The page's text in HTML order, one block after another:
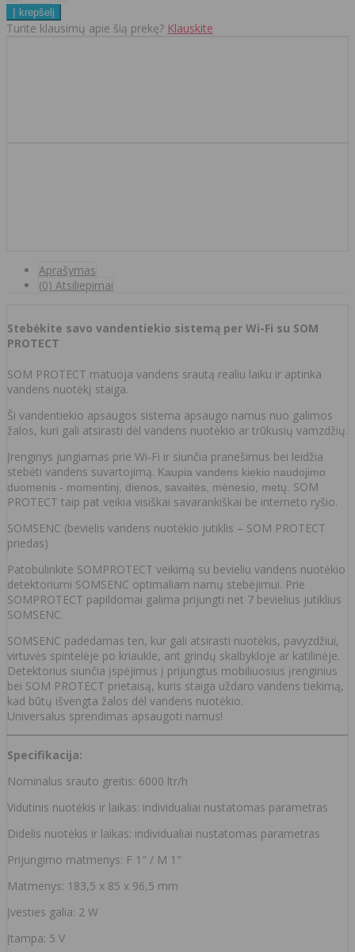
Turite klausimų apie šią prekę? Klauskite
Aprašymas
(0) Atsiliepimai
Stebėkite savo vandentiekio sistemą per Wi-Fi su SOM
PROTECT
SOM PROTECT matuoja vandens srautą realiu laiku ir aptinka
vandens nuotėkį staiga.
Ši vandentiekio apsaugos sistema apsaugo namus nuo galimos
žalos, kuri gali atsirasti dėl vandens nuotėkio ar trūkusių vamzdžių.
Įrenginys jungiamas prie Wi-Fi ir siunčia pranešimus bei leidžia
stebėti vandens suvartojimą. Kaupia vandens kiekio naudojimo
duomenis - momentinį, dienos, savaitės, mėnesio, metų. SOM
PROTECT taip pat veikia visiškai savarankiškai be interneto ryšio.
SOMSENC (bevielis vandens nuotėkio jutiklis – SOM PROTECT
priedas)
Patobulinkite SOMPROTECT veikimą su bevieliu vandens nuotėkio
detektoriumi SOMSENC optimaliam namų stebėjimui. Prie
SOMPROTECT papildomai galima prijungti net 7 bevielius jutiklius
SOMSENC.
SOMSENC padedamas ten, kur gali atsirasti nuotėkis, pavyzdžiui,
virtuvės spintelėje po kriaukle, ant grindų skalbykloje ar katilinėje.
Detektorius siunčia įspėjimus į prijungtus mobiliuosius įrenginius
bei SOM PROTECT prietaisą, kuris staiga uždaro vandens tiekimą,
kad būtų išvengta žalos dėl vandens nuotėkio.
Universalus sprendimas apsaugoti namus!
Specifikacija:
Nominalus srauto greitis: 6000 ltr/h
Vidutinis nuotėkis ir laikas: individualiai nustatomas parametras
Didelis nuotėkis ir laikas: individualiai nustatomas parametras
Prijungimo matmenys: F 1" / M 1"
Matmenys: 183,5 x 85 x 96,5 mm
Įvesties galia: 2 W
Įtampa: 5 V